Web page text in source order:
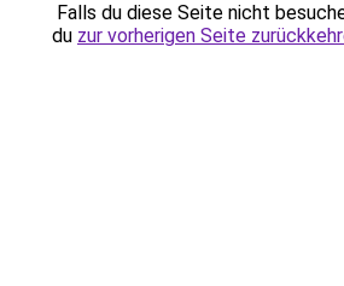
Falls du diese Seite nicht
du zur vorherigen Seite